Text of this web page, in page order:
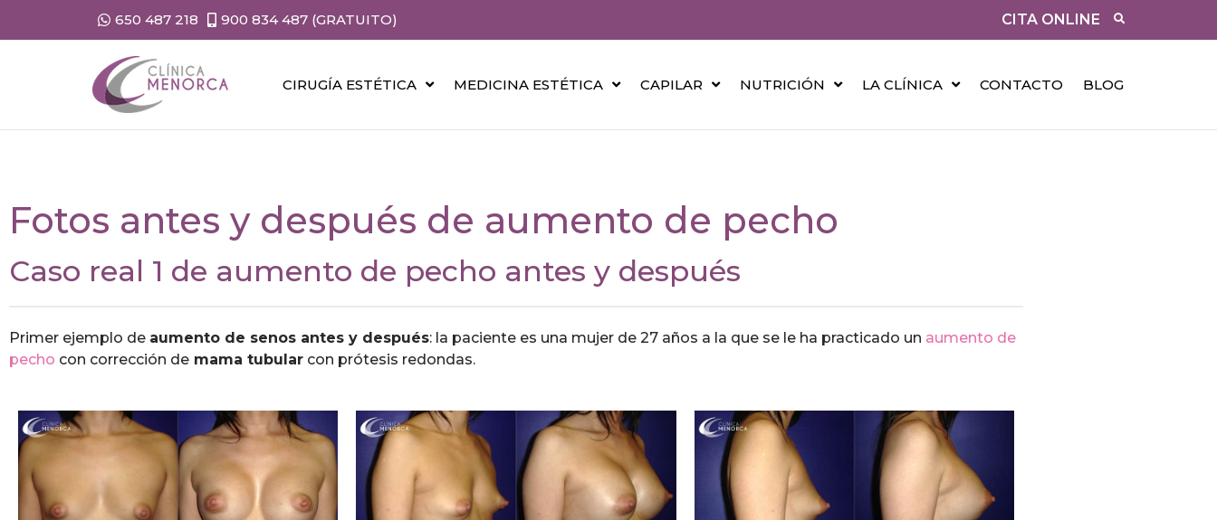
650 487 218 900 834 487 (GRATUITO) CITA ONLINE
CIRUGÍA ESTÉTICA MEDICINA ESTÉTICA CAPILAR NUTRICIÓN LA CLÍNICA CONTACTO BLOG
Fotos antes y después de aumento de pecho
Caso real 1 de aumento de pecho antes y después
Primer ejemplo de aumento de senos antes y después: la paciente es una mujer de 27 años a la que se le ha practicado un aumento de
pecho con corrección de mama tubular con prótesis redondas.